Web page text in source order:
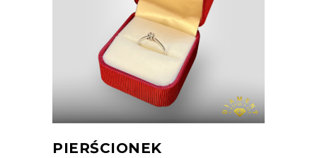
PIERŚCIONEK